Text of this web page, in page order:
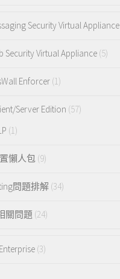
Security Virtual Appliance
Security Virtual Appliance (5)
Enforcer (1)
Server Edition (57)
(1)
懶人包 (9)
問題排解 (34)
關問題 (24)
(3)